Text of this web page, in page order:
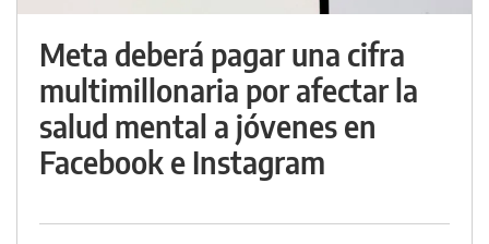
Meta deberá pagar una cifra
multimillonaria por afectar la
salud mental a jóvenes en
Facebook e Instagram